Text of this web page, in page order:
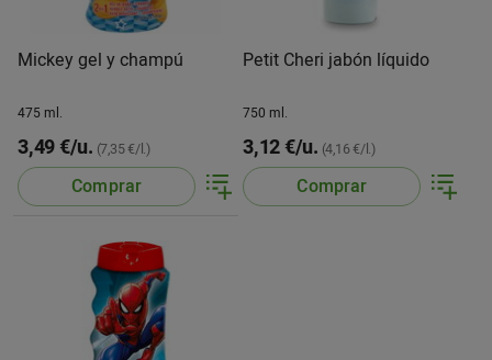
Mickey gel y champú
475 ml.
3,49 €/u. (7,35 €/l.)
Comprar
Petit Cheri jabón líquido
750 ml.
3,12 €/u. (4,16 €/l.)
Comprar